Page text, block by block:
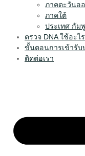
ภาคตะวันอ
ภาคใต้
ประเทศ กัม
ตรวจ DNA ใช้อะไ
ขั้นตอนการเข้ารับ
ติดต่อเรา